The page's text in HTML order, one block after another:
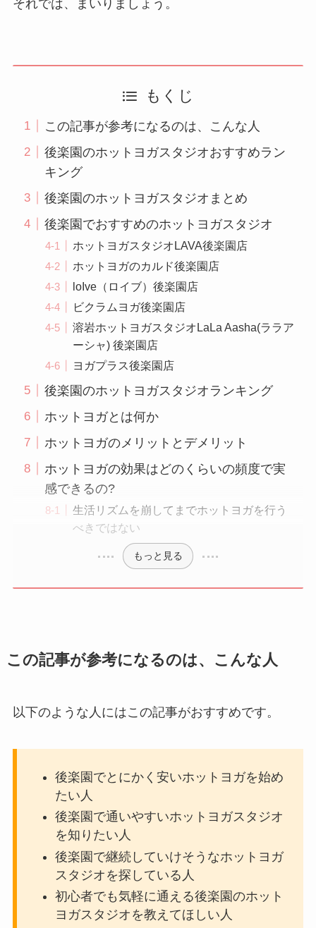
それでは、まいりましょう。
もくじ
この記事が参考になるのは、こんな人
後楽園のホットヨガスタジオおすすめラン
キング
後楽園のホットヨガスタジオまとめ
後楽園でおすすめのホットヨガスタジオ
ホットヨガスタジオLAVA後楽園店
ホットヨガのカルド後楽園店
loIve（ロイブ）後楽園店
ビクラムヨガ後楽園店
溶岩ホットヨガスタジオLaLa Aasha(ララア
ーシャ) 後楽園店
ヨガプラス後楽園店
後楽園のホットヨガスタジオランキング
ホットヨガとは何か
ホットヨガのメリットとデメリット
ホットヨガの効果はどのくらいの頻度で実
感できるの?
生活リズムを崩してまでホットヨガを行う
べきではない
もっと見る
この記事が参考になるのは、こんな人
以下のような人にはこの記事がおすすめです。
後楽園でとにかく安いホットヨガを始め
たい人
後楽園で通いやすいホットヨガスタジオ
を知りたい人
後楽園で継続していけそうなホットヨガ
スタジオを探している人
初心者でも気軽に通える後楽園のホット
ヨガスタジオを教えてほしい人